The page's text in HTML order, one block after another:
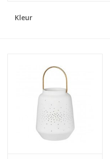
Relatiegeschenken & Bedankjes
Huisparfums
Kleur